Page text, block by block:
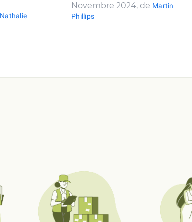
Nathalie
Novembre 2024, de Martin
Phillips